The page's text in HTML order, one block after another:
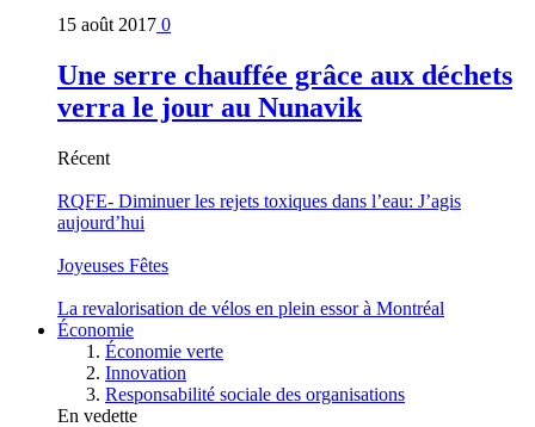
15 août 2017 0
Une serre chauffée grâce aux déchets
verra le jour au Nunavik
Récent
RQFE- Diminuer les rejets toxiques dans l’eau: J’agis
aujourd’hui
Joyeuses Fêtes
La revalorisation de vélos en plein essor à Montréal
Économie
Économie verte
Innovation
Responsabilité sociale des organisations
En vedette